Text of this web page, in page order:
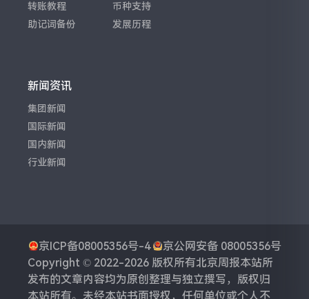
转账教程
助记词备份
币种支持
发展历程
新闻资讯
集团新闻
国际新闻
国内新闻
行业新闻
京ICP备08005356号-4
京公网安备 08005356号
Copyright © 2022-2026 版权所有北京周报本站所
发布的文章内容均为原创整理与独立撰写，版权归
本站所有。未经本站书面授权，任何单位或个人不